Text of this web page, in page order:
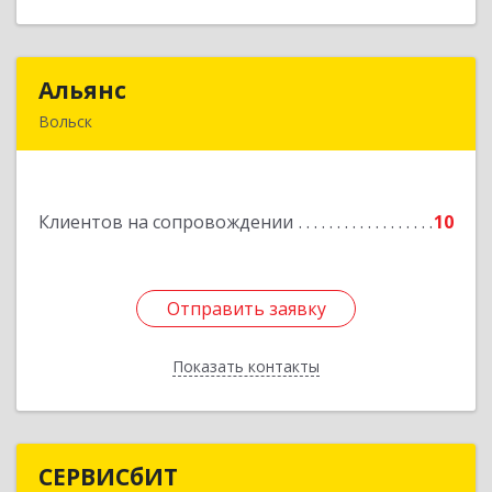
Альянс
Вольск
Клиентов на сопровождении 10
Отправить заявку
Показать контакты
Подробнее
Отправить заявку
Назад
СЕРВИСбИТ